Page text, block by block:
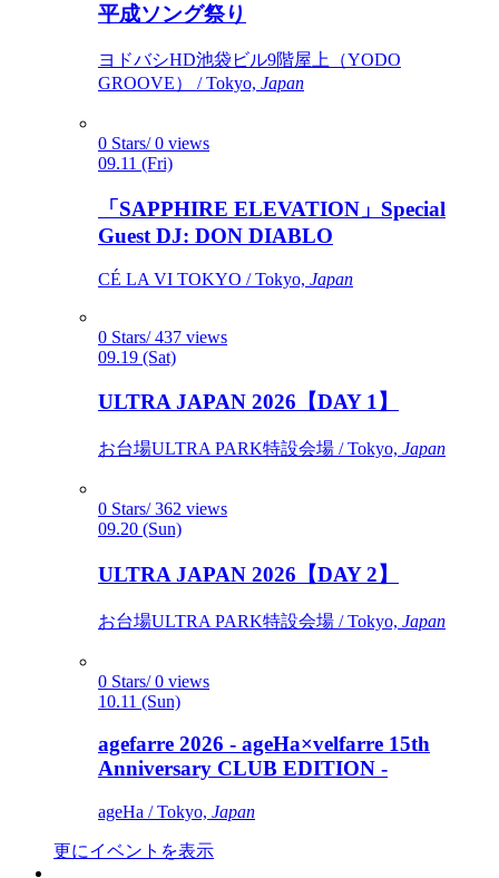
平成ソング祭り
ヨドバシHD池袋ビル9階屋上（YODO
GROOVE） / Tokyo, Japan
0 Stars/ 0 views
09.11 (Fri)
「SAPPHIRE ELEVATION」Special
Guest DJ: DON DIABLO
CÉ LA VI TOKYO / Tokyo, Japan
0 Stars/ 437 views
09.19 (Sat)
ULTRA JAPAN 2026【DAY 1】
お台場ULTRA PARK特設会場 / Tokyo, Japan
0 Stars/ 362 views
09.20 (Sun)
ULTRA JAPAN 2026【DAY 2】
お台場ULTRA PARK特設会場 / Tokyo, Japan
0 Stars/ 0 views
10.11 (Sun)
agefarre 2026 - ageHa×velfarre 15th
Anniversary CLUB EDITION -
ageHa / Tokyo, Japan
更にイベントを表示